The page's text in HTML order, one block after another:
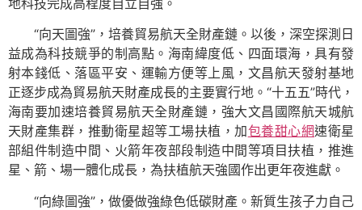
“向天圖強”，培養貿易航天全財產鏈。以後，深空探測日
益成為科技競爭的制高點。海南緯度低、四面環海，具有發
射本錢低、落區平安、運輸方便等上風，文昌航天發射基地
正逐步成為貿易航天財產成長的主要實行地。“十五五”時代，
海南要加速培養貿易航天全財產鏈，強大文昌國際航天城航
天財產集群，推動衛星超等工場扶植，加包養甜心網速衛星
部組件制造中間、火箭年夜部段制造中間等項目扶植，推進
星、箭、場一體化成長，為扶植航天強國作出更年夜進獻。
“向綠圖強”，做優做強綠色低碳財產。新質生孩子力自己